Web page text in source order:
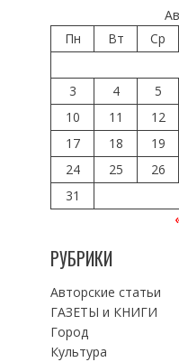
Пн
Вт Ср
3
4 5
10
11 12
17
18 19
24
25 26
31
РУБРИКИ
Авторские статьи
ГАЗЕТЫ и КНИГИ
Город
Культура